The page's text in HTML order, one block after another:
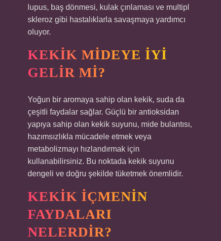
lupus, baş dönmesi, kulak çınlaması ve multipl
skleroz gibi hastalıklarla savaşmaya yardımcı
oluyor.
KEKIK MIDEYE IYI
GELIR MI?
Yoğun bir aromaya sahip olan kekik, suda da
çeşitli faydalar sağlar. Güçlü bir antioksidan
yapıya sahip olan kekik suyunu, mide bulantısı,
hazımsızlıkla mücadele etmek veya
metabolizmayı hızlandırmak için
kullanabilirsiniz. Bu noktada kekik suyunu
dengeli ve doğru şekilde tüketmek önemlidir.
KEKIK IÇMENIN
FAYDALARI
NELERDIR?